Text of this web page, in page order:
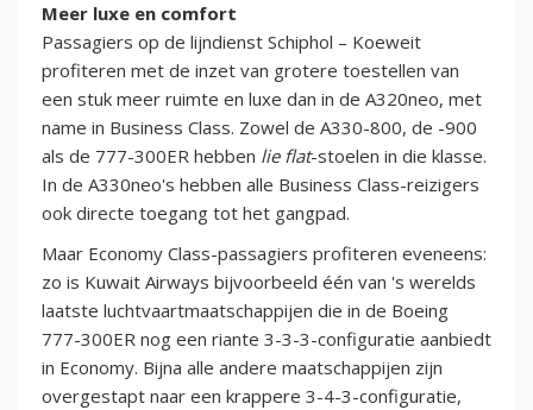
Meer luxe en comfort
Passagiers op de lijndienst Schiphol – Koeweit
profiteren met de inzet van grotere toestellen van
een stuk meer ruimte en luxe dan in de A320neo, met
name in Business Class. Zowel de A330-800, de -900
als de 777-300ER hebben lie flat-stoelen in die klasse.
In de A330neo's hebben alle Business Class-reizigers
ook directe toegang tot het gangpad.
Maar Economy Class-passagiers profiteren eveneens:
zo is Kuwait Airways bijvoorbeeld één van 's werelds
laatste luchtvaartmaatschappijen die in de Boeing
777-300ER nog een riante 3-3-3-configuratie aanbiedt
in Economy. Bijna alle andere maatschappijen zijn
overgestapt naar een krappere 3-4-3-configuratie,